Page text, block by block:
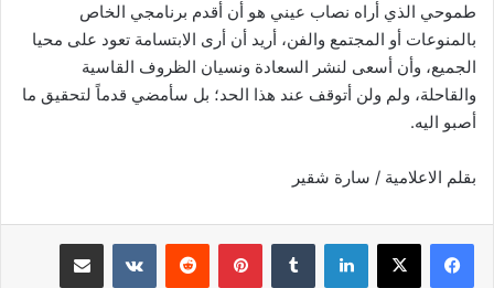
طموحي الذي أراه نصاب عيني هو أن أقدم برنامجي الخاص
بالمنوعات أو المجتمع والفن، أريد أن أرى الابتسامة تعود على محيا
الجميع، وأن أسعى لنشر السعادة ونسيان الظروف القاسية
والقاحلة، ولم ولن أتوقف عند هذا الحد؛ بل سأمضي قدماً لتحقيق ما
أصبو اليه.
بقلم الاعلامية / سارة شقير
لينكدإن بينتيريست